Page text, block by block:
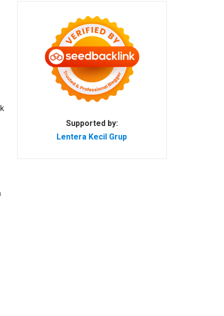
Supported by:
Lentera Kecil Grup